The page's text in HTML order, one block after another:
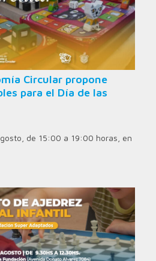
Circular propone
para el Día de las
de 15:00 a 19:00 horas, en